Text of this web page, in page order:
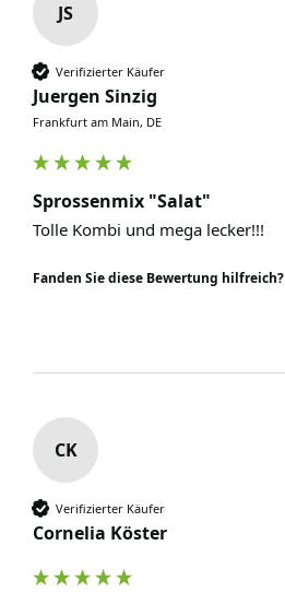
JS
Verifizierter Käufer
Juergen Sinzig
Frankfurt am Main, DE
Sprossenmix "Salat"
Tolle Kombi und mega lecker!!!
Fanden Sie diese Bewertung hilfreich?
CK
Verifizierter Käufer
Cornelia Köster